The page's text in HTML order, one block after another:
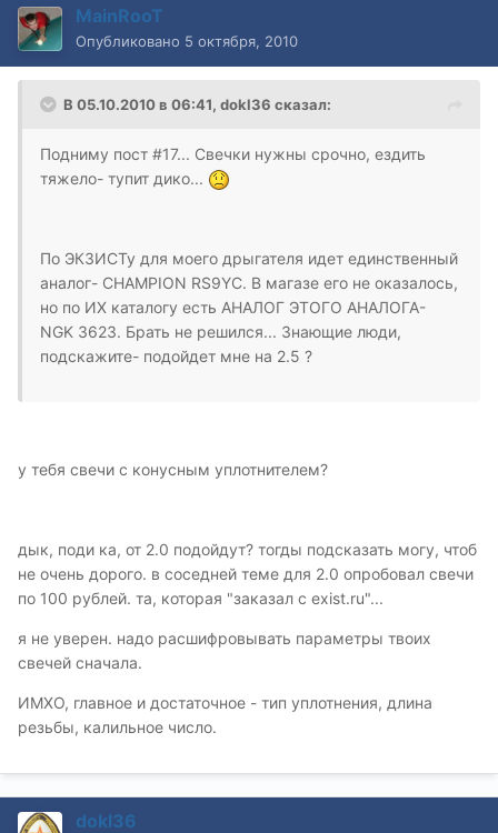
MainRooT
Опубликовано 5 октября, 2010
В 05.10.2010 в 06:41, dokl36 сказал:
Подниму пост #17... Свечки нужны срочно, ездить
тяжело- тупит дико...
По ЭКЗИСТу для моего дрыгателя идет единственный
аналог- CHAMPION RS9YC. В магазе его не оказалось,
но по ИХ каталогу есть АНАЛОГ ЭТОГО АНАЛОГА-
NGK 3623. Брать не решился... Знающие люди,
подскажите- подойдет мне на 2.5 ?
у тебя свечи с конусным уплотнителем?
дык, поди ка, от 2.0 подойдут? тогды подсказать могу, чтоб
не очень дорого. в соседней теме для 2.0 опробовал свечи
по 100 рублей. та, которая "заказал с exist.ru"...
я не уверен. надо расшифровывать параметры твоих
свечей сначала.
ИМХО, главное и достаточное - тип уплотнения, длина
резьбы, калильное число.
dokl36